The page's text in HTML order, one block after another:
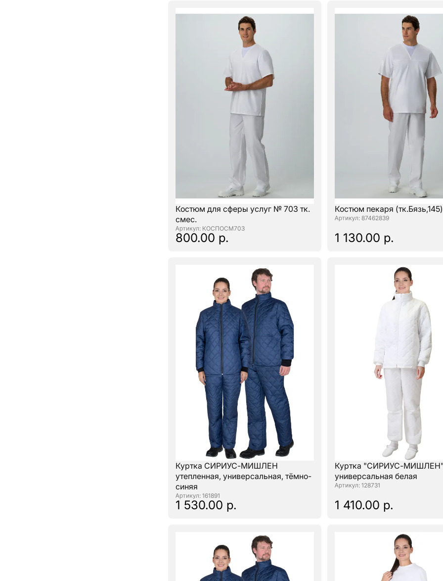
Костюм для сферы услуг № 703 тк.
смес.
: КОСПОСМ703
800.00 р.
Костюм пекаря
: 87462839
1 130.00 р.
Куртка СИРИУС-МИШЛЕН
утепленная, универсальная, тёмно-
синяя
: 161891
1 530.00 р.
Куртка "СИРИУС-
универсальная белая
: 128731
1 410.00 р.